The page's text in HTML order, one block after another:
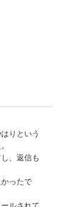
りという
、返信も
ったで